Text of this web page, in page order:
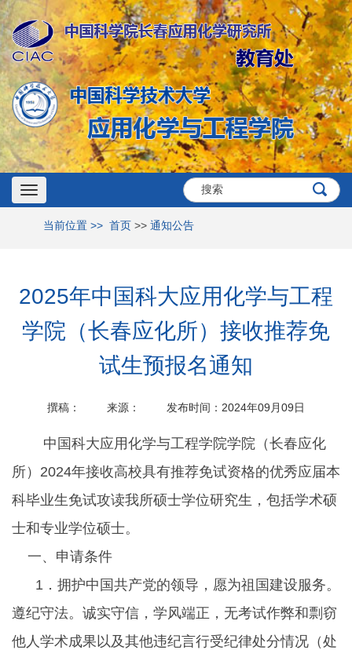
Toggle
navigation
当前位置 >> 首页 >> 通知公告
2025年中国科大应用化学与工程
学院（长春应化所）接收推荐免
试生预报名通知
撰稿： 来源： 发布时间：2024年09月09日
中国科大应用化学与工程学院学院（长春应化
所）2024年接收高校具有推荐免试资格的优秀应届本
科毕业生免试攻读我所硕士学位研究生，包括学术硕
士和专业学位硕士。
一、申请条件
1．拥护中国共产党的领导，愿为祖国建设服务。
遵纪守法。诚实守信，学风端正，无考试作弊和剽窃
他人学术成果以及其他违纪言行受纪律处分情况（处